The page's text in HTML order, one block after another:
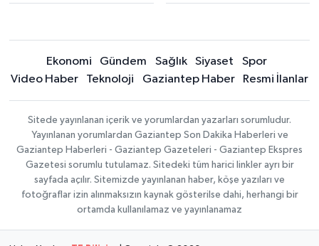
Ekonomi Gündem Sağlık Siyaset
Spor
Video Haber
Teknoloji Gaziantep Haber Resmi İlanlar
Sitede yayınlanan içerik ve yorumlardan yazarları sorumludur.
Yayınlanan yorumlardan Gaziantep Son Dakika Haberleri ve
Gaziantep Haberleri - Gaziantep Gazeteleri - Gaziantep Ekspres
Gazetesi sorumlu tutulamaz. Sitedeki tüm harici linkler ayrı bir
sayfada açılır. Sitemizde yayınlanan haber, köşe yazıları ve
fotoğraflar izin alınmaksızın kaynak gösterilse dahi, herhangi bir
ortamda kullanılamaz ve yayınlanamaz